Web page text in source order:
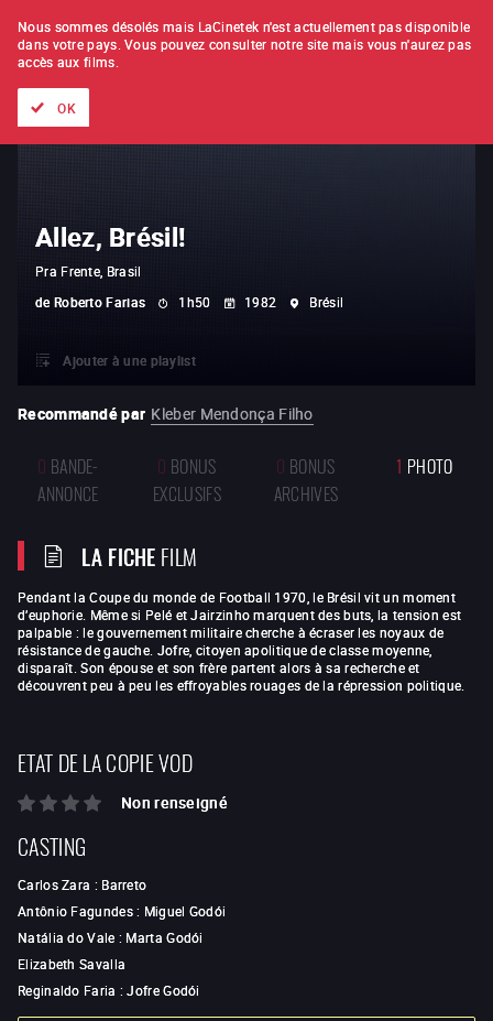
À L'UNITÉ ABONNEMENT
Allez, Brésil!
Pra Frente, Brasil
de Roberto Farias 1h50 1982 Brésil
Ajouter à une playlist
Recommandé par Kleber Mendonça Filho
0 BANDE-
ANNONCE
0 BONUS
EXCLUSIFS
0 BONUS
ARCHIVES
1 PHOTO
LA FICHEFILM
Pendant la Coupe du monde de Football 1970, le Brésil vit un moment
d’euphorie. Même si Pelé et Jairzinho marquent des buts, la tension est
palpable : le gouvernement militaire cherche à écraser les noyaux de
résistance de gauche. Jofre, citoyen apolitique de classe moyenne,
disparaît. Son épouse et son frère partent alors à sa recherche et
découvrent peu à peu les effroyables rouages de la répression politique.
ETAT DE LA COPIE VOD
Non renseigné
CASTING
Carlos Zara : Barreto
Antônio Fagundes: Miguel Godói
Natália do Vale : Marta Godói
Elizabeth Savalla
Reginaldo Faria :Jofre Godói
Nous sommes désolés mais LaCinetek n'est actuellement pas disponible
dans votre pays. Vous pouvez consulter notre site mais vous n'aurez pas
accès aux films.
OK